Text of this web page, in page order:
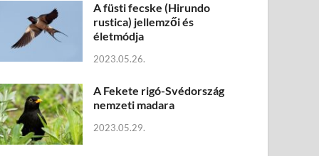
A füsti fecske (Hirundo
rustica) jellemzői és
életmódja
2023.05.26.
A Fekete rigó-Svédország
nemzeti madara
2023.05.29.